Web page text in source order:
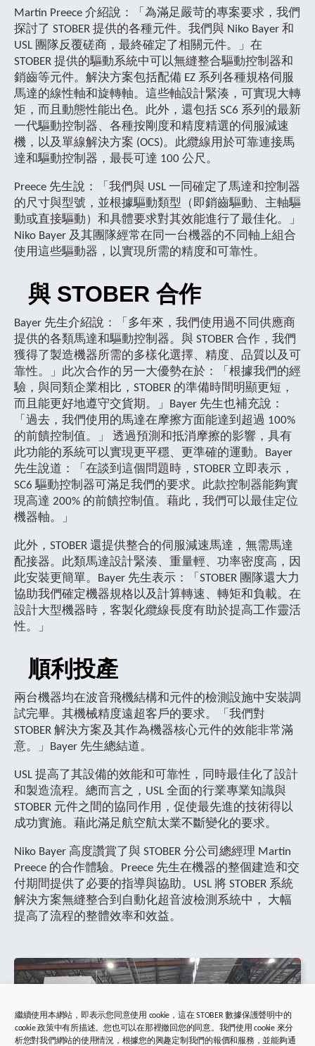
繼續使用本網站，即表示您同意使用 cookie，這在 STOBER 數據保護聲明中的
cookie 政策中有所描述。您也可以在那裡撤回您的同意。我們使用 cookie 來分
析您對我們網站的使用情況，根據您的興趣定制我們的報價和服務，並能夠通
Martin Preece 介紹說：「為滿足嚴苛的專案要求，我們
探討了 STOBER 提供的各種元件。我們與 Niko Bayer 和
USL 團隊反覆磋商，最終確定了相關元件。」在
STOBER 提供的驅動系統中可以無縫整合驅動控制器和
銷齒等元件。解決方案包括配備 EZ 系列各種規格伺服
馬達的線性軸和旋轉軸。這些軸設計緊湊，可實現大轉
矩，而且動態性能出色。此外，還包括 SC6 系列的最新
一代驅動控制器、各種按剛度和精度精選的伺服減速
機，以及單線解決方案 (OCS)。此纜線用於可靠連接馬
達和驅動控制器，最長可達 100 公尺。
Preece 先生說：「我們與 USL 一同確定了馬達和控制器
的尺寸與型號，並根據驅動類型（即銷齒驅動、主軸驅
動或直接驅動）和具體要求對其效能進行了最佳化。」
Niko Bayer 及其團隊經常在同一台機器的不同軸上組合
使用這些驅動器，以實現所需的精度和可靠性。
與 STOBER 合作
Bayer 先生介紹說：「多年來，我們使用過不同供應商
提供的各類馬達和驅動控制器。與 STOBER 合作，我們
獲得了製造機器所需的多樣化選擇、精度、品質以及可
靠性。」此次合作的另一大優勢在於：「根據我們的經
驗，與同類企業相比，STOBER 的準備時間明顯更短，
而且能更好地遵守交貨期。」Bayer 先生也補充說：
「過去，我們使用的馬達在摩擦方面能達到超過 100%
的前饋控制值。」 透過預測和抵消摩擦的影響，具有
此功能的系統可以實現更平穩、更準確的運動。Bayer
先生說道：「在談到這個問題時，STOBER 立即表示，
SC6 驅動控制器可滿足我們的要求。此款控制器能夠實
現高達 200% 的前饋控制值。藉此，我們可以最佳定位
機器軸。」
此外，STOBER 還提供整合的伺服減速馬達，無需馬達
配接器。此類馬達設計緊湊、重量輕、功率密度高，因
此安裝更簡單。Bayer 先生表示：「STOBER 團隊還大力
協助我們確定機器規格以及計算轉速、轉矩和負載。在
設計大型機器時，客製化纜線長度有助於提高工作靈活
性。」
順利投產
兩台機器均在波音飛機結構和元件的檢測設施中安裝調
試完畢。其機械精度遠超客戶的要求。「我們對
STOBER 解決方案及其作為機器核心元件的效能非常滿
意。」Bayer 先生總結道。
USL 提高了其設備的效能和可靠性，同時最佳化了設計
和製造流程。總而言之，USL 全面的行業專業知識與
STOBER 元件之間的協同作用，促使最先進的技術得以
成功實施。藉此滿足航空航太業不斷變化的要求。
Niko Bayer 高度讚賞了與 STOBER 分公司總經理 Martin
Preece 的合作體驗。Preece 先生在機器的整個建造和交
付期間提供了必要的指導與協助。USL 將 STOBER 系統
解決方案無縫整合到自動化超音波檢測系統中， 大幅
提高了流程的整體效率和效益。